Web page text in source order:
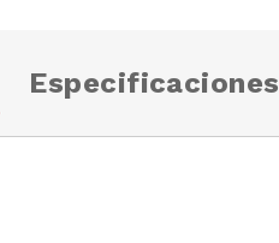
Especificaciones